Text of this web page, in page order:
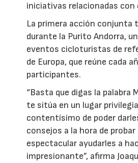
iniciativas relacionadas con
La primera acción conjunta
durante la Purito Andorra,
eventos cicloturistas de
de Europa, que reúne cada
participantes.
“Basta que digas la palabra
te sitúa en un lugar
contentísimo de poder
consejos a la hora de probar
espectacular ayudarles a
impresionante”, afirma